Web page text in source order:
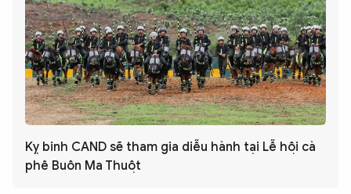
Kỵ binh CAND sẽ tham gia diễu hành tại Lễ hội cà
phê Buôn Ma Thuột